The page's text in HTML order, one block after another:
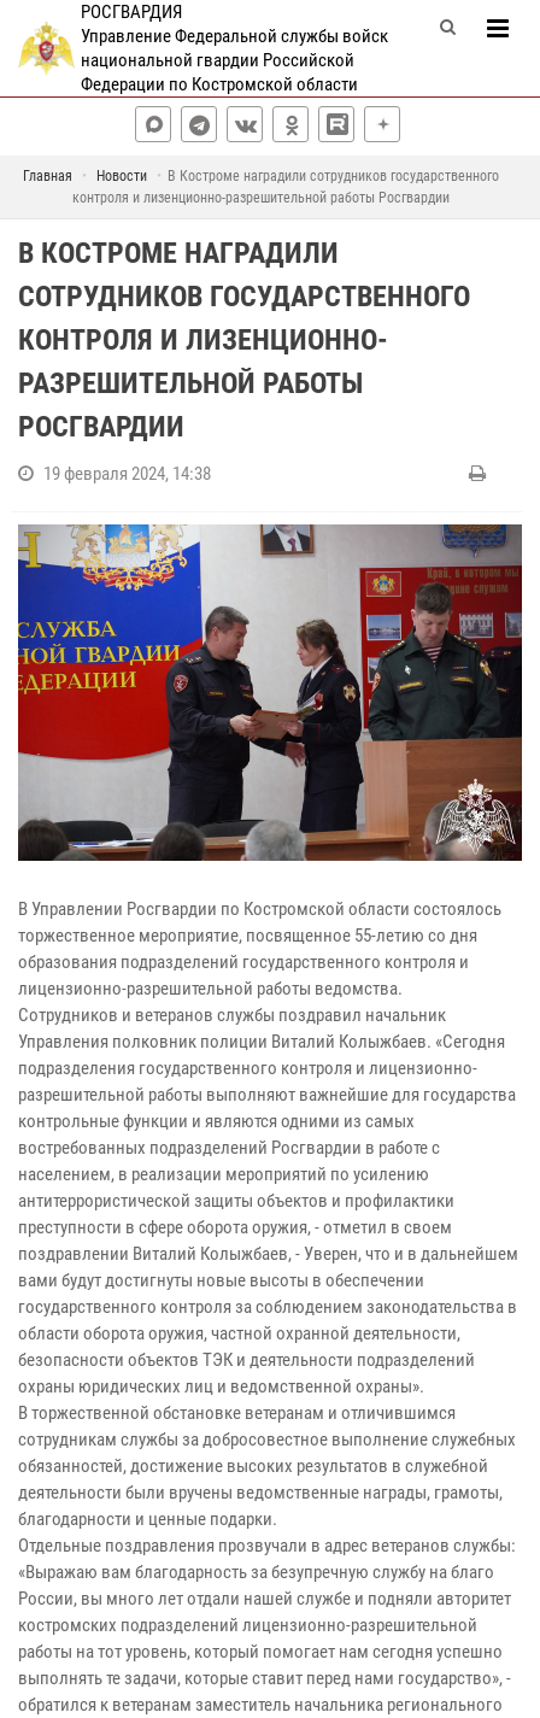
РОСГВАРДИЯ
Управление Федеральной службы войск
национальной гвардии Российской
Федерации по Костромской области
Главная Новости
В Костроме наградили сотрудников государственного
контроля и лизенционно-разрешительной работы Росгвардии
В КОСТРОМЕ НАГРАДИЛИ
СОТРУДНИКОВ ГОСУДАРСТВЕННОГО
КОНТРОЛЯ И ЛИЗЕНЦИОННО-
РАЗРЕШИТЕЛЬНОЙ РАБОТЫ
РОСГВАРДИИ
19 февраля 2024, 14:38
В Управлении Росгвардии по Костромской области состоялось
торжественное мероприятие, посвященное 55-летию со дня
образования подразделений государственного контроля и
лицензионно-разрешительной работы ведомства.
Сотрудников и ветеранов службы поздравил начальник
Управления полковник полиции Виталий Колыжбаев. «Сегодня
подразделения государственного контроля и лицензионно-
разрешительной работы выполняют важнейшие для государства
контрольные функции и являются одними из самых
востребованных подразделений Росгвардии в работе с
населением, в реализации мероприятий по усилению
антитеррористической защиты объектов и профилактики
преступности в сфере оборота оружия, - отметил в своем
поздравлении Виталий Колыжбаев, - Уверен, что и в дальнейшем
вами будут достигнуты новые высоты в обеспечении
государственного контроля за соблюдением законодательства в
области оборота оружия, частной охранной деятельности,
безопасности объектов ТЭК и деятельности подразделений
охраны юридических лиц и ведомственной охраны».
В торжественной обстановке ветеранам и отличившимся
сотрудникам службы за добросовестное выполнение служебных
обязанностей, достижение высоких результатов в служебной
деятельности были вручены ведомственные награды, грамоты,
благодарности и ценные подарки.
Отдельные поздравления прозвучали в адрес ветеранов службы:
«Выражаю вам благодарность за безупречную службу на благо
России, вы много лет отдали нашей службе и подняли авторитет
костромских подразделений лицензионно-разрешительной
работы на тот уровень, который помогает нам сегодня успешно
выполнять те задачи, которые ставит перед нами государство», -
обратился к ветеранам заместитель начальника регионального